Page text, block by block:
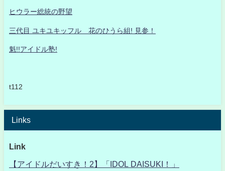
ヒウラー総統の野望
三代目 ユキユキッフル 花のひうら組! 見参！
魁!!アイドル塾!
t112
Links
Link
【アイドルだいすき！2】「IDOL DAISUKI！」